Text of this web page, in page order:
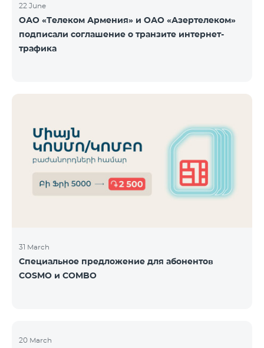
22 June
ОАО «Телеком Армения» и ОАО «Азертелеком»
подписали соглашение о транзите интернет-
трафика
31 March
Специальное предложение для абонентов
COSMO и COMBO
20 March